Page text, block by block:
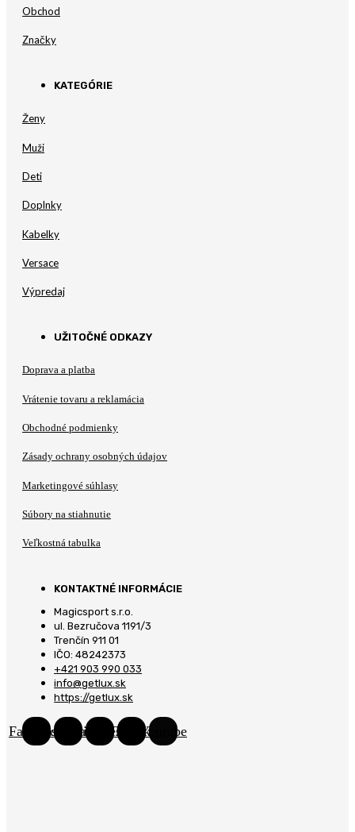
Obchod
Značky
KATEGÓRIE
Ženy
Muži
Deti
Doplnky
Kabelky
Versace
Výpredaj
UŽITOČNÉ ODKAZY
Doprava a platba
Vrátenie tovaru a reklamácia
Obchodné podmienky
Zásady ochrany osobných údajov
Marketingové súhlasy
Súbory na stiahnutie
Veľkostná tabulka
KONTAKTNÉ INFORMÁCIE
Magicsport s.r.o.
ul. Bezručova 1191/3
Trenčín 911 01
IČO: 48242373
+421 903 990 033
info@getlux.sk
https://getlux.sk
FacebookInstagramPinterestTiktokYoutube